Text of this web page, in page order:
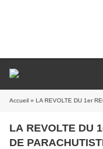
Accueil » LA REVOLTE DU 1er
LA REVOLTE DU
DE